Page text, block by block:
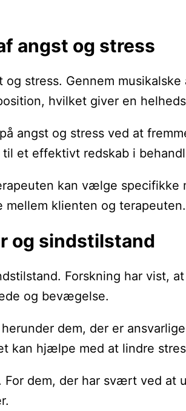
angst og stress
stress. Gennem
hvilket giver en
angst og stress ved at
et effektivt redskab i
kan vælge
klienten og terapeuten.
og sindstilstand
Forskning har vist,
og bevægelse.
dem, der er
kan hjælpe med at lindre
For dem, der har svært ved